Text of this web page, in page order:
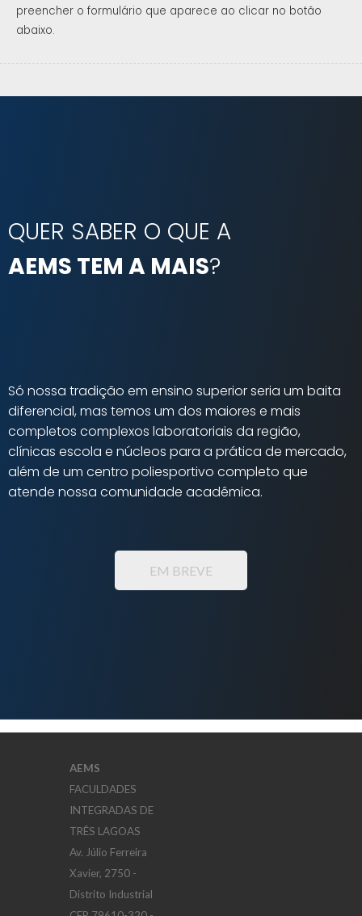
preencher o formulário que aparece ao clicar no botão
abaixo.
QUER SABER O QUE A
AEMS TEM A MAIS?
Só nossa tradição em ensino superior seria um baita
diferencial, mas temos um dos maiores e mais
completos complexos laboratoriais da região,
clínicas escola e núcleos para a prática de mercado,
além de um centro poliesportivo completo que
atende nossa comunidade acadêmica.
EM BREVE
AEMS
FACULDADES
INTEGRADAS DE
TRÊS LAGOAS
Av. Júlio Ferreira
Xavier, 2750 -
Distrito Industrial